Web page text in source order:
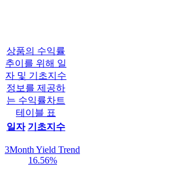
상품의 수익률
추이를 위해 일
자 및 기초지수
정보를 제공하
는 수익률차트
테이블 표
일자 기초지수
3Month Yield Trend
16.56%